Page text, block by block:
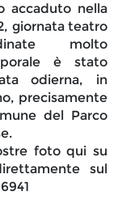
accaduto nella
giornata teatro
molto
è stato
odierna, in
precisamente
del Parco
foto qui su
sul